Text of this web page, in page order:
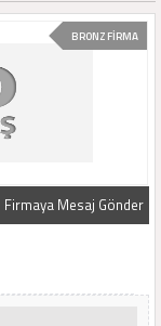
BRONZ FİRMA
Firmaya Mesaj Gönder